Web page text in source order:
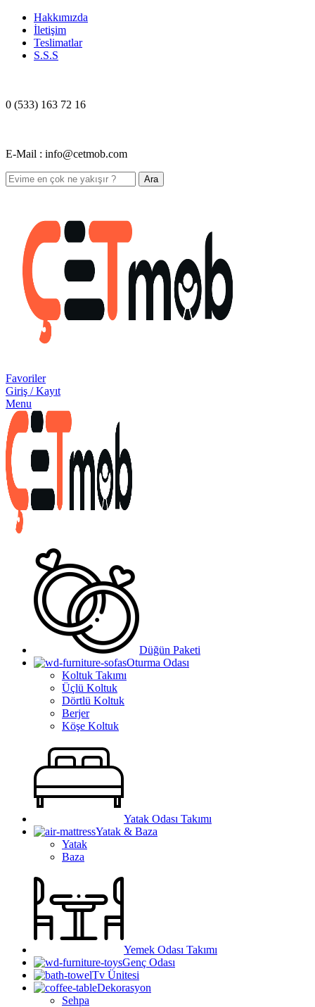
Hakkımızda
İletişim
Teslimatlar
S.S.S
0 (533) 163 72 16
E-Mail : info@cetmob.com
Ara
Favoriler
Giriş / Kayıt
Menu
Düğün Paketi
Oturma Odası
Koltuk Takımı
Üçlü Koltuk
Dörtlü Koltuk
Berjer
Köşe Koltuk
Yatak Odası Takımı
Yatak & Baza
Yatak
Baza
Yemek Odası Takımı
Genç Odası
Tv Ünitesi
Dekorasyon
Sehpa